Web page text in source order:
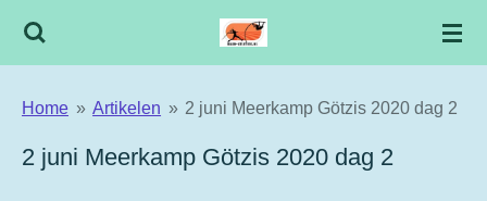
Ga
de
hoofdinhoud
Home » Artikelen » 2 juni Meerkamp Götzis 2020 dag 2
2 juni Meerkamp Götzis 2020 dag 2